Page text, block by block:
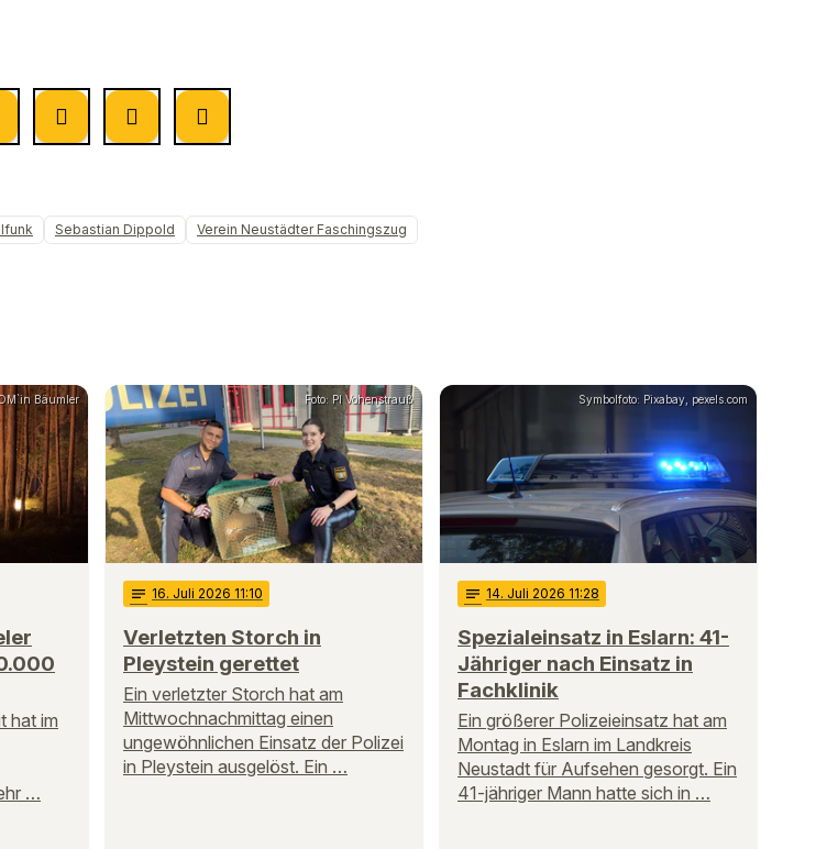
Sebastian Dippold Verein Neustädter Faschingszug
Bäumler
hat im
…
Foto: PI Vohenstrauß
notes 16. Juli 2026 11:10
Verletzten Storch in
Pleystein gerettet
Ein verletzter Storch hat am
Mittwochnachmittag einen
ungewöhnlichen Einsatz der Polizei
in Pleystein ausgelöst. Ein …
Symbolfoto: Pixabay, pexels.com
notes 14. Juli 2026 11:28
Spezialeinsatz in Eslarn: 41-
Jähriger nach Einsatz in
Fachklinik
Ein größerer Polizeieinsatz hat am
Montag in Eslarn im Landkreis
Neustadt für Aufsehen gesorgt. Ein
41-jähriger Mann hatte sich in …